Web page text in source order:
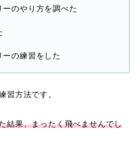
ーのやり方を調べた
ーの練習をした
習方法です。
結果、まったく飛べませんでし